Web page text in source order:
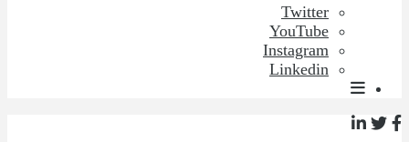
Twitter
YouTube
Instagram
Linkedin